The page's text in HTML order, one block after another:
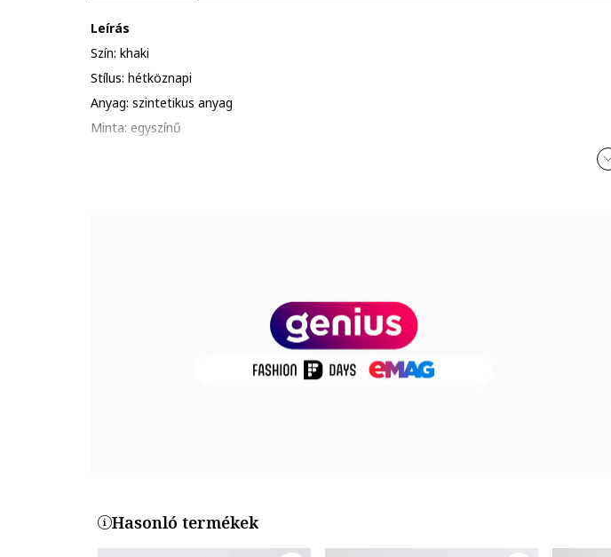
Leírás
Szín: khaki
Stílus: hétköznapi
Anyag: szintetikus anyag
Minta: egyszínű
A modellen látható termék mérete: S.
Modell méretei: Magasság: 177 cm, Mellbőség: 75 cm, Derék: 59 cm, Csípő: 88 cm
Hasonló termékek